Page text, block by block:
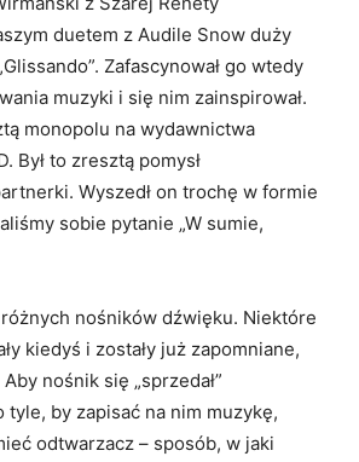
duetem z Audile Snow duży
Zafascynował go wtedy
muzyki i się nim zainspirował.
monopolu na wydawnictwa
Był to zresztą pomysł
Wyszedł on trochę w formie
sobie pytanie „W sumie,
nośników dźwięku. Niektóre
kiedyś i zostały już zapomniane,
nośnik się „sprzedał”
by zapisać na nim muzykę,
odtwarzacz – sposób, w jaki